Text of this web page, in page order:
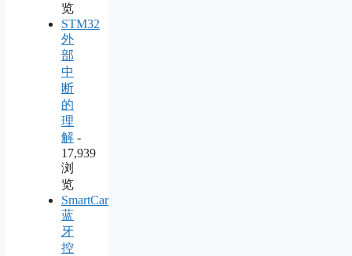
览
STM32
外
部
中
断
的
理
解 -
17,939
浏
览
SmartCar
蓝
牙
控